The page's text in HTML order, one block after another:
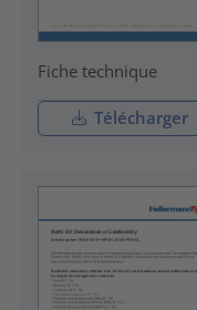
Fiche technique
Télécharger